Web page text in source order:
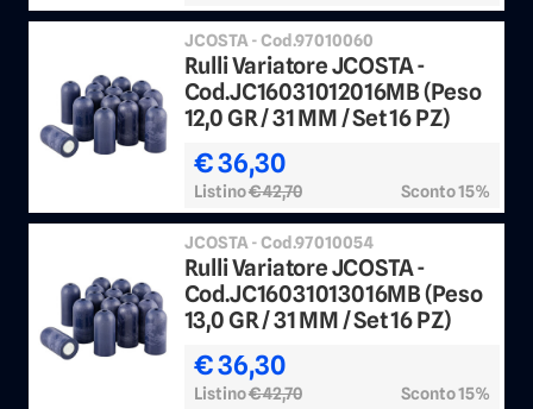
JCOSTA - Cod.97010060
Rulli Variatore JCOSTA -
Cod.JC16031012016MB (Peso
12,0 GR / 31 MM / Set 16 PZ)
€ 36,30
Listino€ 42,70 Sconto 15%
JCOSTA - Cod.97010054
Rulli Variatore JCOSTA -
Cod.JC16031013016MB (Peso
13,0 GR / 31 MM / Set 16 PZ)
€ 36,30
Listino€ 42,70 Sconto 15%